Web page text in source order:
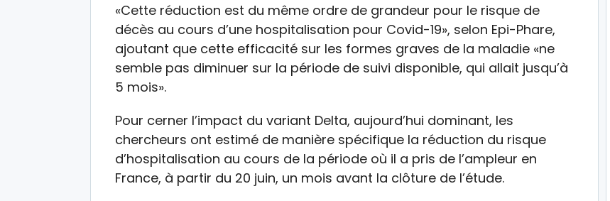
«Cette réduction est du même ordre de grandeur pour le risque de
décès au cours d’une hospitalisation pour Covid-19», selon Epi-Phare,
ajoutant que cette efficacité sur les formes graves de la maladie «ne
semble pas diminuer sur la période de suivi disponible, qui allait jusqu’à
5 mois».
Pour cerner l’impact du variant Delta, aujourd’hui dominant, les
chercheurs ont estimé de manière spécifique la réduction du risque
d’hospitalisation au cours de la période où il a pris de l’ampleur en
France, à partir du 20 juin, un mois avant la clôture de l’étude.